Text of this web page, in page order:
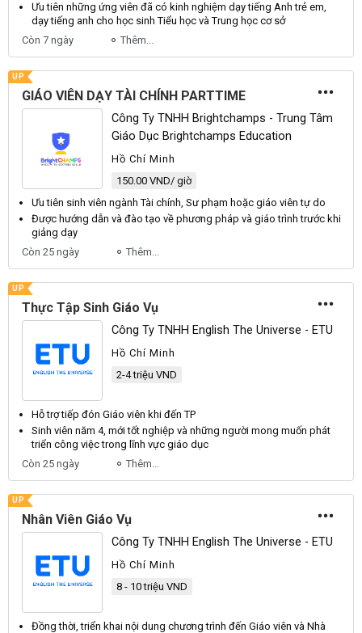
Ưu tiên những ứng viên đã có kinh nghiệm dạy tiếng Anh trẻ em,
dạy tiếng anh cho học sinh Tiểu học và Trung học cơ sở
Còn 7 ngày
Thêm...
UP
GIÁO VIÊN DẠY TÀI CHÍNH PARTTIME
Công Ty TNHH Brightchamps - Trung Tâm
Giáo Dục Brightchamps Education
Hồ Chí Minh
150.00 VND/ giờ
Ưu tiên sinh viên ngành Tài chính, Sư phạm hoặc giáo viên tự do
Được hướng dẫn và đào tạo về phương pháp và giáo trình trước khi
giảng dạy
Còn 25 ngày
Thêm...
UP
Thực Tập Sinh Giáo Vụ
Công Ty TNHH English The Universe - ETU
Hồ Chí Minh
2-4 triệu VND
Hỗ trợ tiếp đón Giáo viên khi đến TP
Sinh viên năm 4, mới tốt nghiệp và những người mong muốn phát
triển công việc trong lĩnh vực giáo dục
Còn 25 ngày
Thêm...
UP
Nhân Viên Giáo Vụ
Công Ty TNHH English The Universe - ETU
Hồ Chí Minh
8 - 10 triệu VND
Đồng thời, triển khai nội dung chương trình đến Giáo viên và Nhà